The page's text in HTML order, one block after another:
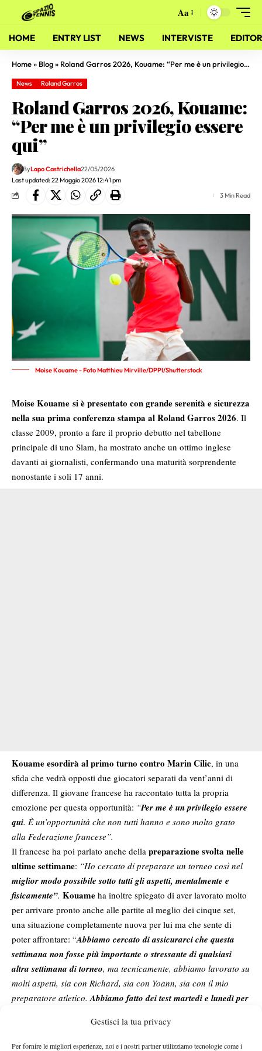
Gestisci la tua privacy
Per fornire le migliori esperienze, noi e i nostri partner utilizziamo tecnologie come i
Aa
HOME ENTRY LIST NEWS INTERVISTE
Home» Blog» Roland Garros 2026, Kouame: “Per me è un privilegio essere qui”
News Roland Garros
Roland Garros 2026, Kouame:
“Per me è un privilegio essere
qui”
Last updated: 22 Maggio 2026 12:41 pm
ByLapo Castrichella22/05/2026
3 Min Read
Moise Kouame - Foto Matthieu Mirville/DPPI/Shutterstock
Moise Kouame si è presentato con grande serenità e sicurezza
nella sua prima conferenza stampa alRoland Garros 2026. Il
classe 2009, pronto a fare il proprio debutto nel tabellone
principale di uno Slam, ha mostrato anche un ottimo inglese
davanti ai giornalisti, confermando una maturità sorprendente
nonostante i soli 17 anni.
Kouame esordirà al primo turno contro Marin Cilic, in una
sfida che vedrà opposti due giocatori separati da vent’anni di
differenza. Il giovane francese ha raccontato tutta la propria
emozione per questa opportunità: “Per me è un privilegio essere
qui. È un’opportunità che non tutti hanno e sono molto grato
alla Federazione francese”.
Il francese ha poi parlato anche della preparazione svolta nelle
ultime settimane: “Ho cercato di preparare un torneo così nel
miglior modo possibile sotto tutti gli aspetti, mentalmente e
fisicamente”. Kouame ha inoltre spiegato di aver lavorato molto
per arrivare pronto anche alle partite al meglio dei cinque set,
una situazione completamente nuova per lui ma che sente di
poter affrontare: “Abbiamo cercato di assicurarci che questa
settimana non fosse più importante o stressante di qualsiasi
altra settimana di torneo, ma tecnicamente, abbiamo lavorato su
molti aspetti, sia con Richard, sia con Yoann, sia con il mio
preparatore atletico. Abbiamo fatto dei test martedì e lunedì per
assicureremo di apportare le modifiche necessarie
Il francese ha sottolineato: “ Dal punto di vista tennistico, direi